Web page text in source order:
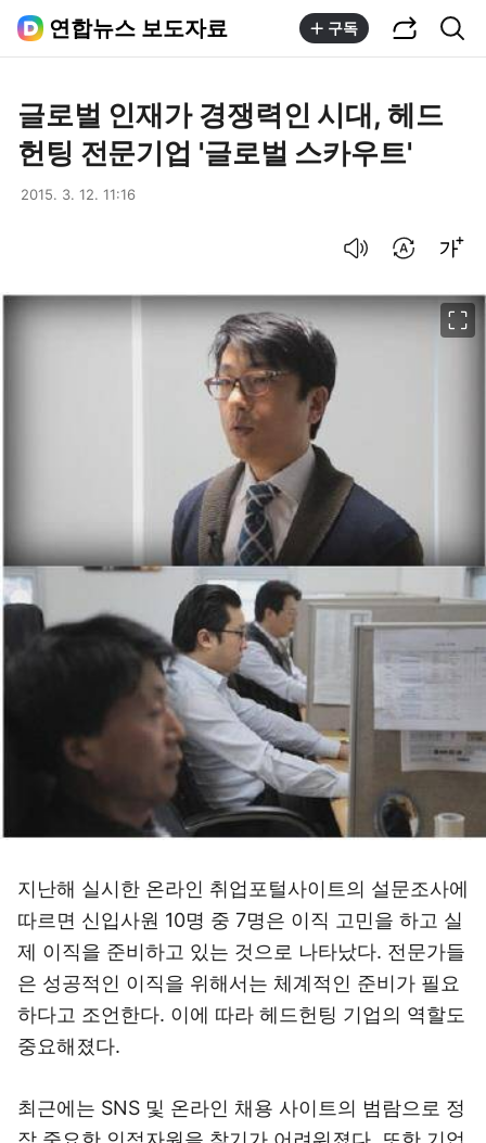
연합뉴스 보도자료 구독
글로벌 인재가 경쟁력인 시대, 헤드
헌팅 전문기업 '글로벌 스카우트'
2015. 3. 12. 11:16
지난해 실시한 온라인 취업포털사이트의 설문조사에
따르면 신입사원 10명 중 7명은 이직 고민을 하고 실
제 이직을 준비하고 있는 것으로 나타났다. 전문가들
은 성공적인 이직을 위해서는 체계적인 준비가 필요
하다고 조언한다. 이에 따라 헤드헌팅 기업의 역할도
중요해졌다.
최근에는 SNS 및 온라인 채용 사이트의 범람으로 정